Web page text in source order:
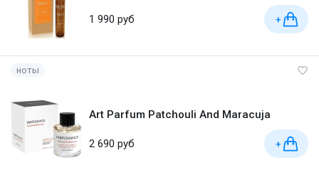
1 990 руб +
ноты
Art Parfum Patchouli And Maracuja
2 690 руб +